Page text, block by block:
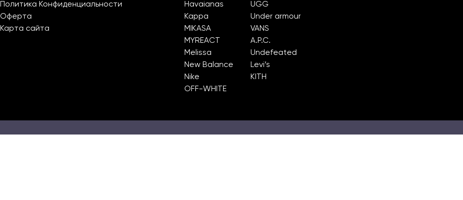
Политика Конфиденциальности
Оферта
Карта сайта
Havaianas
Kappa
MIKASA
MYREACT
Melissa
New Balance
Nike
OFF-WHITE
UGG
Under armour
VANS
A.P.C.
Undefeated
Levi’s
KITH